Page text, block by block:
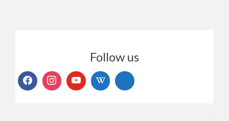
Follow us